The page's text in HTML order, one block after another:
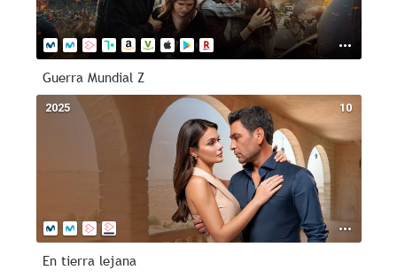
Guerra Mundial Z
10
2025
En tierra lejana